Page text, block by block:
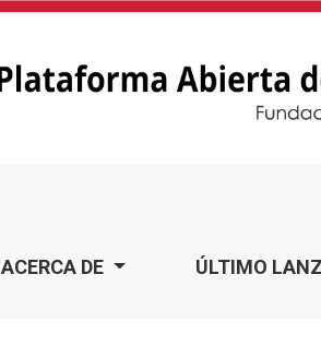
ACERCA DE ÚLTIMO